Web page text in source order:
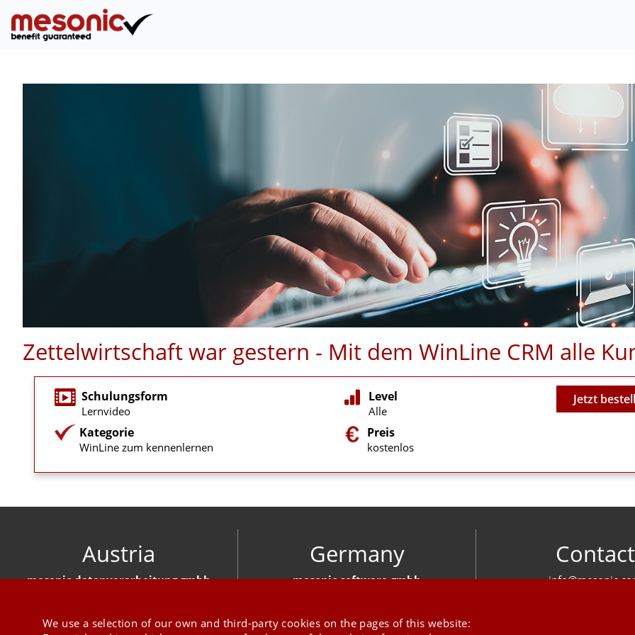
Zettelwirtschaft war gestern - Mit dem WinLine CRM alle
Schulungsform
Lernvideo
Kategorie
WinLine zum kennenlernen
Level
Alle
Preis
kostenlos
Video
Jetzt
Austria
mesonic datenverarbeitung gmbh
Germany
mesonic software gmbh
Contact
We use a selection of our own and third-party cookies on the pages of this website: